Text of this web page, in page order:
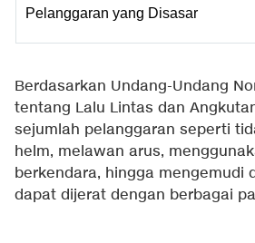
Pelanggaran yang Disasar
Berdasarkan Undang-Undang
tentang Lalu Lintas dan
sejumlah pelanggaran seperti
helm, melawan arus,
berkendara, hingga mengemudi
dapat dijerat dengan berbagai